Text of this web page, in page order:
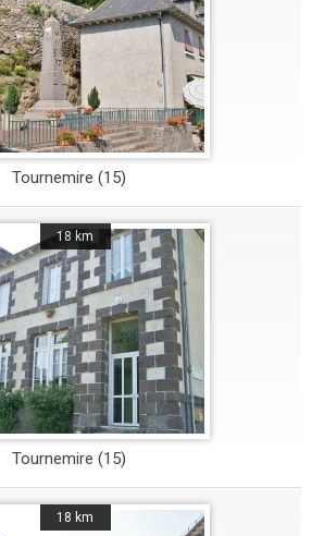
Tournemire (15)
18 km
Tournemire (15)
18 km